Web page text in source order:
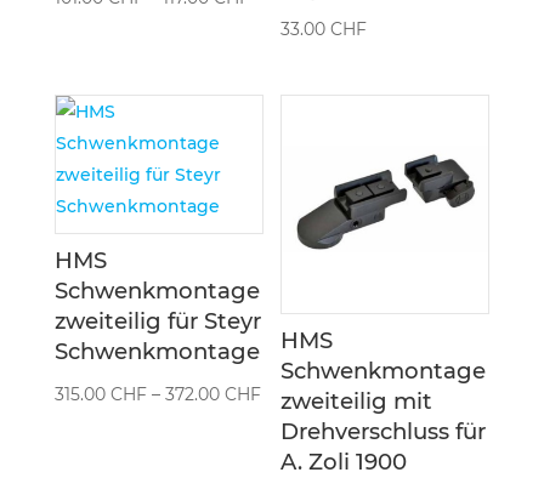
101.00 CHF
117.00 CHF
33.00CHF
HMS
Schwenkmontage
zweiteilig für Steyr
Schwenkmontage
315.00 CHF – 372.00 CHFPreisspanne:
315.00 CHF
HMS
Schwenkmontage
zweiteilig mit
Drehverschluss für
A. Zoli 1900